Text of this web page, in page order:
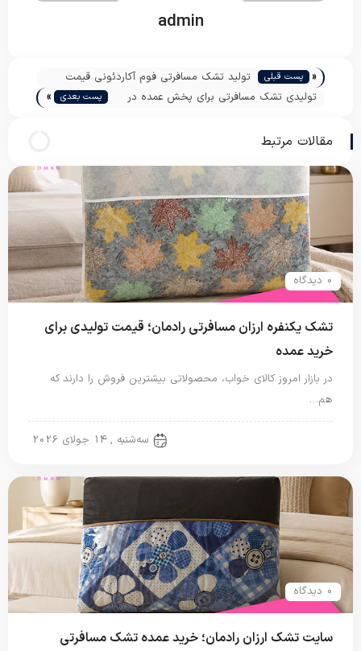
admin
« پست قبلی
تولید تشک مسافرتی فوم آکاردئونی قیمت
مناسب
تولیدی تشک مسافرتی برای پخش عمده در
پست بعدی »
مقالات مرتبط
0 دیدگاه
تشک یکنفره ارزان مسافرتی رادمان؛ قیمت تولیدی برای
خرید عمده
در بازار امروز کالای خواب، محصولاتی بیشترین فروش را دارند که
هم…
سه‌شنبه , 14 جولای 2026
0 دیدگاه
سایت تشک ارزان رادمان؛ خرید عمده تشک مسافرتی